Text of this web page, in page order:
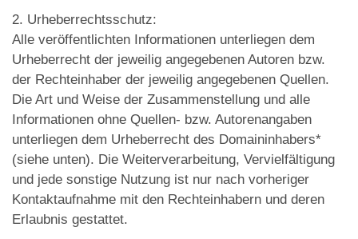
2. Urheberrechtsschutz:
Alle veröffentlichten Informationen unterliegen dem
Urheberrecht der jeweilig angegebenen Autoren bzw.
der Rechteinhaber der jeweilig angegebenen Quellen.
Die Art und Weise der Zusammenstellung und alle
Informationen ohne Quellen- bzw. Autorenangaben
unterliegen dem Urheberrecht des Domaininhabers*
(siehe unten). Die Weiterverarbeitung, Vervielfältigung
und jede sonstige Nutzung ist nur nach vorheriger
Kontaktaufnahme mit den Rechteinhabern und deren
Erlaubnis gestattet.